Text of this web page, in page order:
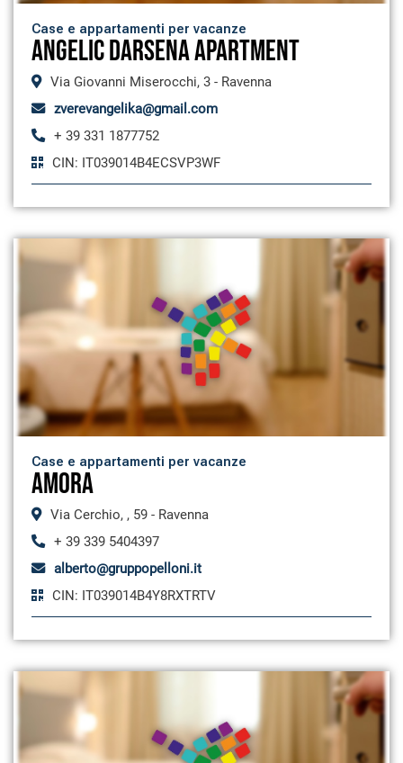
Case e appartamenti per vacanze
ANGELIC DARSENA APARTMENT
Via Giovanni Miserocchi, 3 - Ravenna
zverevangelika@gmail.com
+ 39 331 1877752
CIN: IT039014B4ECSVP3WF
Case e appartamenti per vacanze
AMORA
Via Cerchio, , 59 - Ravenna
+ 39 339 5404397
alberto@gruppopelloni.it
CIN: IT039014B4Y8RXTRTV